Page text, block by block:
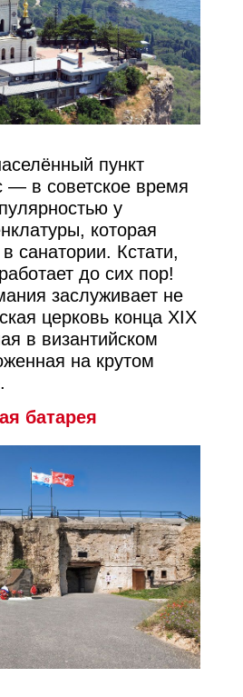
пункт
в советское время
у
которая
санатории. Кстати,
до сих пор!
заслуживает не
церковь конца XIX
в византийском
на крутом
батарея